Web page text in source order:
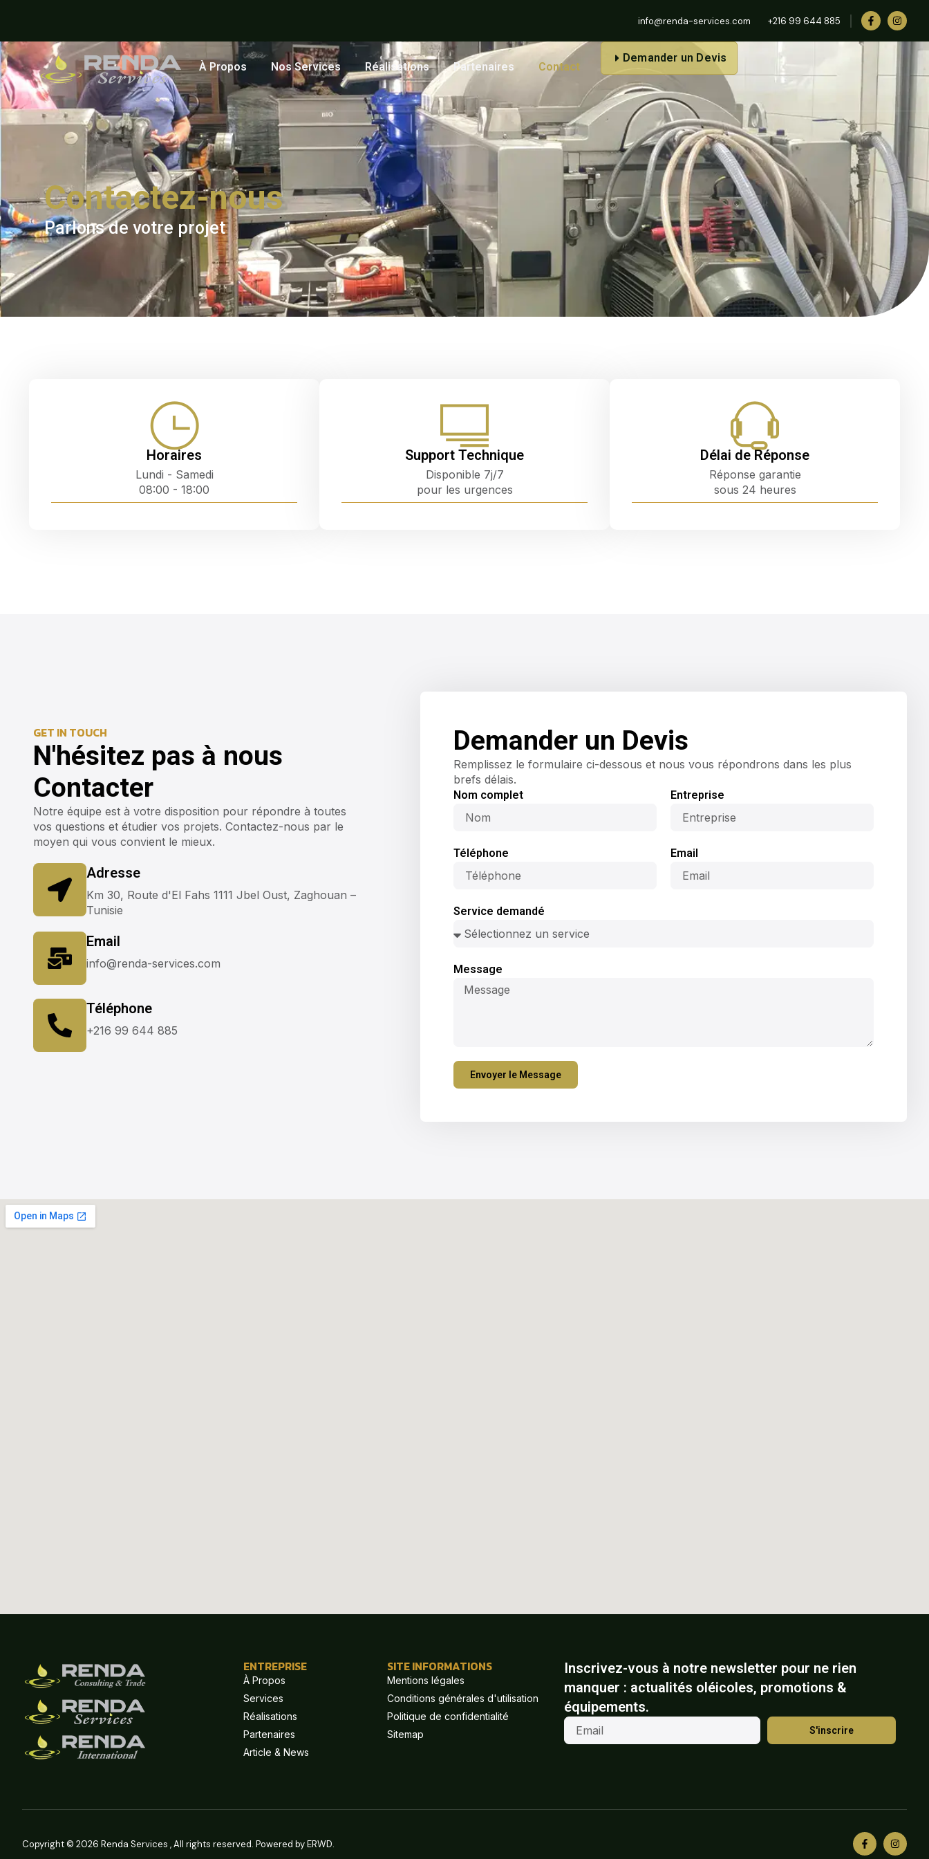
info@renda-services.com +216 99 644 885
À Propos Nos Services Réalisations Partenaires Contact
Demander un Devis
Contactez-nous
Parlons de votre projet
Horaires
Lundi - Samedi
08:00 - 18:00
Support Technique
Disponible 7j/7
pour les urgences
Délai de Réponse
Réponse garantie
sous 24 heures
GET IN TOUCH
N'hésitez pas à nous
Contacter
Notre équipe est à votre disposition pour répondre à toutes
vos questions et étudier vos projets. Contactez-nous par le
moyen qui vous convient le mieux.
Adresse
Km 30, Route d'El Fahs 1111 Jbel Oust, Zaghouan –
Tunisie
Email
info@renda-services.com
Téléphone
+216 99 644 885
Demander un Devis
Remplissez le formulaire ci-dessous et nous vous répondrons dans les plus
brefs délais.
Nom complet Entreprise
Téléphone Email
Service demandé
Message
Envoyer le Message
ENTREPRISE
À Propos
Services
Réalisations
Partenaires
Article & News
SITE INFORMATIONS
Mentions légales
Conditions générales d'utilisation
Politique de confidentialité
Sitemap
Inscrivez-vous à notre newsletter pour ne rien
manquer : actualités oléicoles, promotions &
équipements.
S'inscrire
Copyright © 2026 Renda Services , All rights reserved. Powered by ERWD.